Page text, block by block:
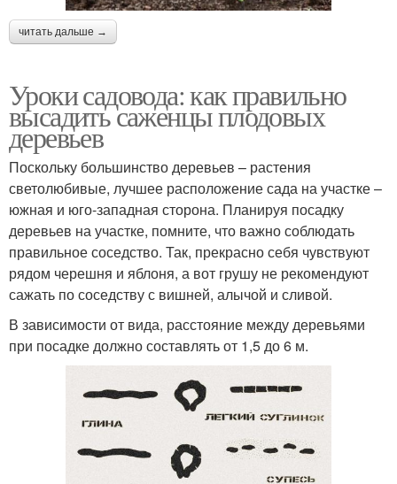
читать дальше →
Уроки садовода: как правильно
высадить саженцы плодовых
деревьев
Поскольку большинство деревьев – растения
светолюбивые, лучшее расположение сада на участке –
южная и юго-западная сторона. Планируя посадку
деревьев на участке, помните, что важно соблюдать
правильное соседство. Так, прекрасно себя чувствуют
рядом черешня и яблоня, а вот грушу не рекомендуют
сажать по соседству с вишней, алычой и сливой.
В зависимости от вида, расстояние между деревьями
при посадке должно составлять от 1,5 до 6 м.